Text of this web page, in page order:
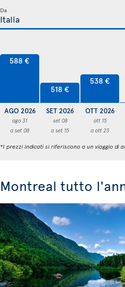
Da
588 €
AGO 2026
ago 31
a set 08
518 €
SET 2026
set 08
a set 15
538 €
OTT 2026
ott 15
a ott 23
*I prezzi indicati si riferiscono a un viaggio di
Montreal tutto